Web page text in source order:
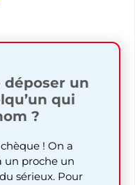
un
qui
?
! On a
un proche un
sérieux. Pour